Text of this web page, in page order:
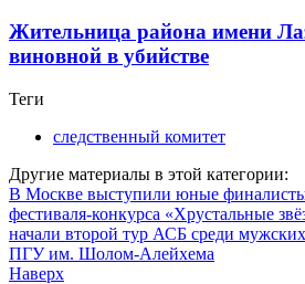
Жительница района имени
виновной в убийстве
Теги
следственный комитет
Другие материалы в этой категории:
В Москве выступили юные
фестиваля-конкурса «Хрустальные
начали второй тур АСБ среди
ПГУ им. Шолом-Алейхема
Наверх